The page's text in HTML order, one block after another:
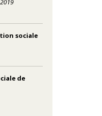
sociale
de